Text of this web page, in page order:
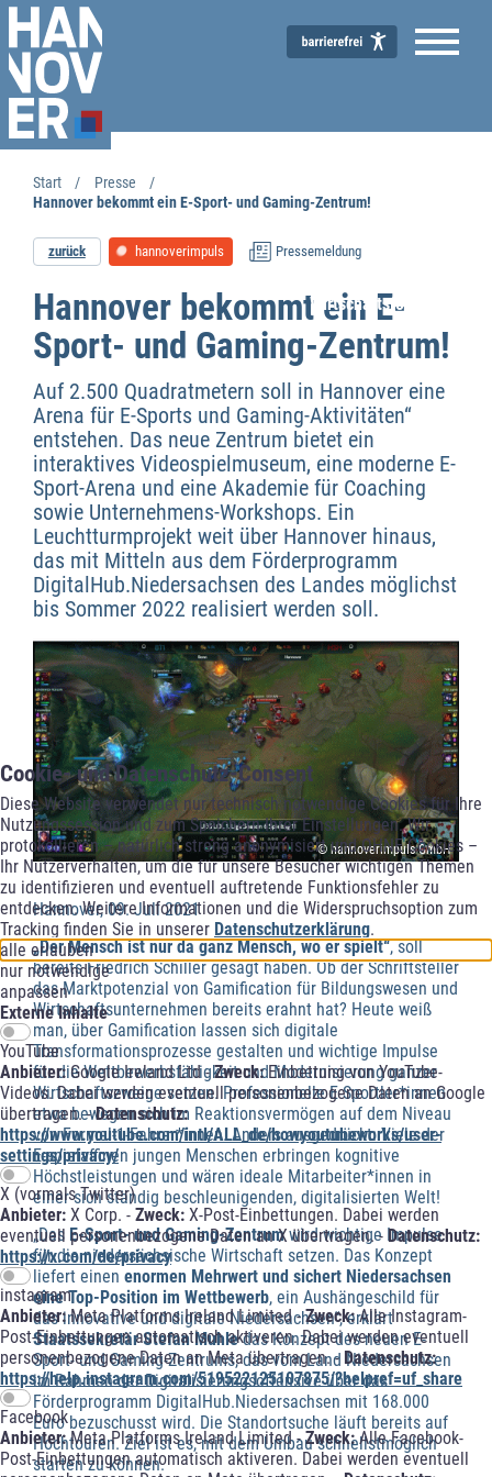
Cookie- und Datenschutz-Consent
Diese Website verwendet nur technisch notwendige Cookies für Ihre
Nutzungssession und zum Speichern Ihrer Einstellungen. Wir
protokollieren – natürlich streng anonymisiert und OHNE Cookies –
Ihr Nutzerverhalten, um die für unsere Besucher wichtigen Themen
zu identifizieren und eventuell auftretende Funktionsfehler zu
entdecken. Weitere Informationen und die Widerspruchsoption zum
Tracking finden Sie in unserer Datenschutzerklärung.
alle erlauben
nur notwendige
anpassen
Externe Inhalte
YouTube
Anbieter:Google Ireland Ltd -Zweck:Einbettung von YouTube-
Videos. Dabei werden eventuell personenbezogene Daten an Google
übertragen. -Datenschutz:
https://www.youtube.com/intl/ALL_de/howyoutubeworks/user-
settings/privacy/
X (vormals Twitter)
Anbieter: X Corp. - Zweck: X-Post-Einbettungen. Dabei werden
eventuell personenbezogene Daten an X übertragen. - Datenschutz:
https://x.com/de/privacy
instagram
Anbieter:Meta Platforms Ireland Limited -Zweck:Alle Instagram-
Post-Einbettungen automatisch aktiveren. Dabei werden eventuell
personenbezogene Daten an Meta übertragen. - Datenschutz:
https://help.instagram.com/519522125107875/?helpref=uf_share
Facebook
Anbieter:Meta Platforms Ireland Limited -Zweck:Alle Facebook-
Post-Einbettungen automatisch aktiveren. Dabei werden eventuell
Wirtschaftsförderung
Start
Presse
Hannover bekommt ein E-Sport- und Gaming-Zentrum!
zurück hannoverimpuls Pressemeldung
Hannover bekommt ein E-
Sport- und Gaming-Zentrum!
Auf 2.500 Quadratmetern soll in Hannover eine
Arena für E-Sports und Gaming-Aktivitäten“
entstehen. Das neue Zentrum bietet ein
interaktives Videospielmuseum, eine moderne E-
Sport-Arena und eine Akademie für Coaching
sowie Unternehmens-Workshops. Ein
Leuchtturmprojekt weit über Hannover hinaus,
das mit Mitteln aus dem Förderprogramm
DigitalHub.Niedersachsen des Landes möglichst
bis Sommer 2022 realisiert werden soll.
© hannoverimpuls GmbH
Hannover, 09. Juli 2021
„Der Mensch ist nur da ganz Mensch, wo er spielt“, soll
bereits Friedrich Schiller gesagt haben. Ob der Schriftsteller
das Marktpotenzial von Gamification für Bildungswesen und
Wirtschaftsunternehmen bereits erahnt hat? Heute weiß
man, über Gamification lassen sich digitale
Transformationsprozesse gestalten und wichtige Impulse
für die Wettbewerbsfähigkeit und Modernisierung ganzer
Wirtschaftszweige setzen. Professionelle E-Sportler*innen
etwa bewegen sich im Reaktionsvermögen auf dem Niveau
von Formel-1-Fahrer*innen. Anders ausgedrückt: Viele der
E-spielaffinen jungen Menschen erbringen kognitive
Höchstleistungen und wären ideale Mitarbeiter*innen in
einer sich ständig beschleunigenden, digitalisierten Welt!
„Das E-Sport- und Gaming-Zentrumwird wichtige Impulse
für die niedersächsische Wirtschaft setzen. Das Konzept
liefert einen enormen Mehrwert und sichert Niedersachsen
eine Top-Position im Wettbewerb, ein Aushängeschild für
das innovative und digitale Niedersachsen“, erklärt
Staatssekretär Stefan Muhledas Konzept des neuen E-
Sport- und Gaming-Zentrums, das vom Land Niedersachsen
im Rahmen der Digitalisierungsoffensive über das
Förderprogramm DigitalHub.Niedersachsen mit 168.000
Euro bezuschusst wird. Die Standortsuche läuft bereits auf
Hochtouren. Ziel ist es, mit dem Umbau schnellstmöglich
starten zu können.